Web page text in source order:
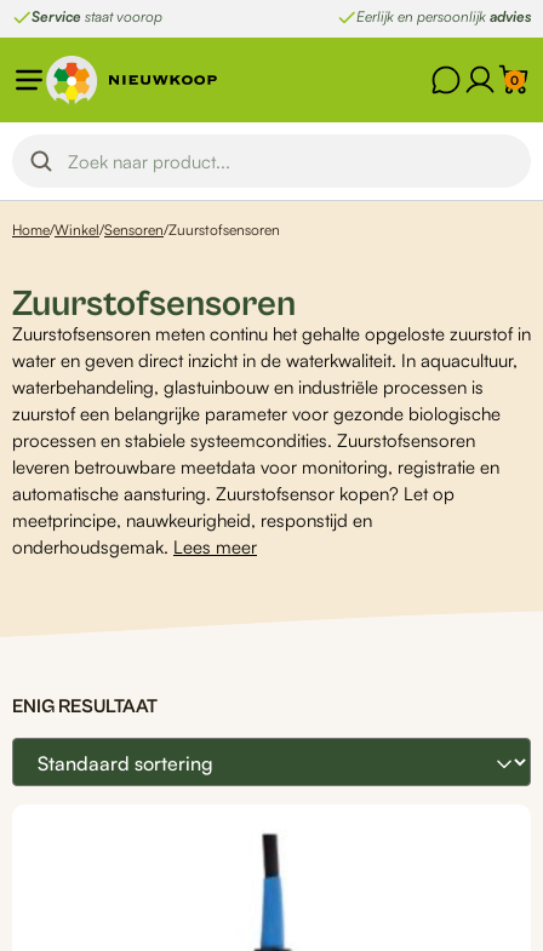
Ga
naar
de
inhoud
Service staat voorop Eerlijk en persoonlijk advies
0
Home/Winkel/Sensoren/Zuurstofsensoren
Zuurstofsensoren
Zuurstofsensoren meten continu het gehalte opgeloste zuurstof in
water en geven direct inzicht in de waterkwaliteit. In aquacultuur,
waterbehandeling, glastuinbouw en industriële processen is
zuurstof een belangrijke parameter voor gezonde biologische
processen en stabiele systeemcondities. Zuurstofsensoren
leveren betrouwbare meetdata voor monitoring, registratie en
automatische aansturing. Zuurstofsensor kopen? Let op
meetprincipe, nauwkeurigheid, responstijd en
onderhoudsgemak. Lees meer
ENIG RESULTAAT